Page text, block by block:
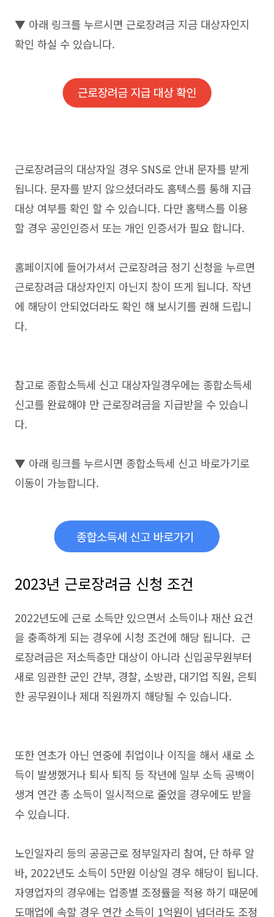
▼ 아래 링크를 누르시면 근로장려금 지금 대상자인지
확인 하실 수 있습니다.
근로장려금의 대상자일 경우 SNS로 안내 문자를 받게
됩니다. 문자를 받지 않으셨더라도 홈텍스를 통해 지급
대상 여부를 확인 할 수 있습니다. 다만 홈택스를 이용
할 경우 공인인증서 또는 개인 인증서가 필요 합니다.
홈페이지에 들어가셔서 근로장려금 정기 신청을 누르면
근로장려금 대상자인지 아닌지 창이 뜨게 됩니다. 작년
에 해당이 안되었더라도 확인 해 보시기를 권해 드립니
다.
참고로 종합소득세 신고 대상자일경우에는 종합소득세
신고를 완료해야 만 근로장려금을 지급받을 수 있습니
다.
▼ 아래 링크를 누르시면 종합소득세 신고 바로가기로
이동이 가능합니다.
2023년 근로장려금 신청 조건
2022년도에 근로 소득만 있으면서 소득이나 재산 요건
을 충족하게 되는 경우에 시청 조건에 해당 됩니다. 근
로장려금은 저소득층만 대상이 아니라 신입공무원부터
새로 임관한 군인 간부, 경찰, 소방관, 대기업 직원, 은퇴
한 공무원이나 제대 직원까지 해당될 수 있습니다.
또한 연초가 아닌 연중에 취업이나 이직을 해서 새로 소
득이 발생했거나 퇴사 퇴직 등 작년에 일부 소득 공백이
생겨 연간 총 소득이 일시적으로 줄었을 경우에도 받을
수 있습니다.
노인일자리 등의 공공근로 정부일자리 참여, 단 하루 알
바, 2022년도 소득이 5만원 이상일 경우 해당이 됩니다.
자영업자의 경우에는 업종별 조정률을 적용 하기 때문에
도매업에 속할 경우 연간 소득이 1억원이 넘더라도 조정